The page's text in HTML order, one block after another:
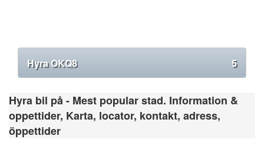
Hyra OKQ8 5
Hyra bil på - Mest popular stad. Information &
oppettider, Karta, locator, kontakt, adress,
öppettider